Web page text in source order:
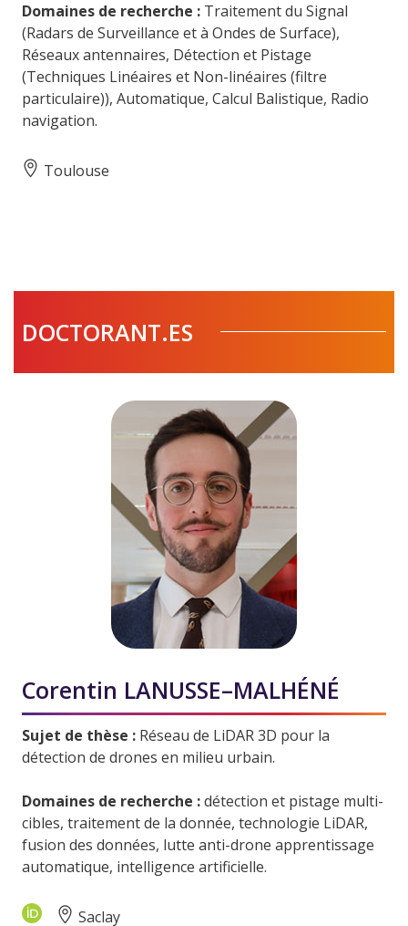
Domaines de recherche : Traitement du Signal
(Radars de Surveillance et à Ondes de Surface),
Réseaux antennaires, Détection et Pistage
(Techniques Linéaires et Non-linéaires (filtre
particulaire)), Automatique, Calcul Balistique, Radio
navigation.
Toulouse
DOCTORANT.ES
Corentin LANUSSE–MALHÉNÉ
Sujet de thèse : Réseau de LiDAR 3D pour la
détection de drones en milieu urbain.
Domaines de recherche :détection et pistage multi-
cibles, traitement de la donnée, technologie LiDAR,
fusion des données, lutte anti-drone apprentissage
automatique, intelligence artificielle.
Saclay